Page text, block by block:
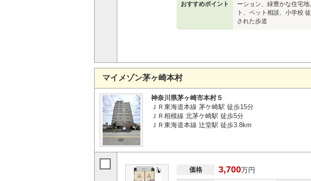
おすすめポイント
ーション、緑豊かな住宅
ト、ペット相談、小学校
された歩道
マイメゾン茅ヶ崎本村
神奈川県茅ヶ崎市本村５
ＪＲ東海道本線 茅ケ崎駅 徒歩15分
ＪＲ相模線 北茅ケ崎駅 徒歩5分
ＪＲ東海道本線 辻堂駅 徒歩3.8km
価格 3,700万円